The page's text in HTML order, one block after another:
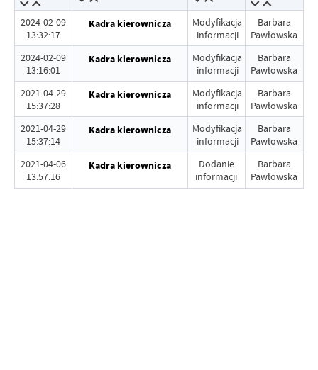
2024-02-09
13:32:17
Kadra kierownicza
Modyfikacja
informacji
Barbara
Pawłowska
2024-02-09
13:16:01
Kadra kierownicza
Modyfikacja
informacji
Barbara
Pawłowska
2021-04-29
15:37:28
Kadra kierownicza
Modyfikacja
informacji
Barbara
Pawłowska
2021-04-29
15:37:14
Kadra kierownicza
Modyfikacja
informacji
Barbara
Pawłowska
2021-04-06
13:57:16
Kadra kierownicza
Dodanie
informacji
Barbara
Pawłowska